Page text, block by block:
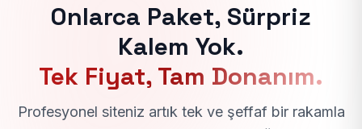
Onlarca Paket, Sürpriz
Kalem Yok.
Tek Fiyat, Tam Donanım.
Profesyonel siteniz artık tek ve şeffaf bir rakamla